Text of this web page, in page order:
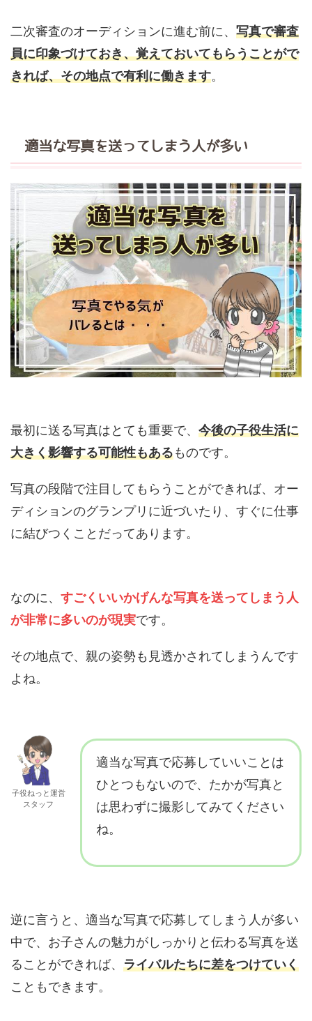
二次審査のオーディションに進む前に、 写真で審査
員に印象づけておき、覚えておいてもらうことがで
きれば、その地点で有利に働きます。
適当な写真を送ってしまう人が多い
最初に送る写真はとても重要で、 今後の子役生活に
大きく影響する可能性もあるものです。
写真の段階で注目してもらうことができれば、オー
ディションのグランプリに近づいたり、すぐに仕事
に結びつくことだってあります。
なのに、 すごくいいかげんな写真を送ってしまう人
が非常に多いのが現実です。
その地点で、親の姿勢も見透かされてしまうんです
よね。
子役ねっと運営
スタッフ
適当な写真で応募していいことは
ひとつもないので、たかが写真と
は思わずに撮影してみてください
ね。
逆に言うと、適当な写真で応募してしまう人が多い
中で、お子さんの魅力がしっかりと伝わる写真を送
ることができれば、 ライバルたちに差をつけていく
こともできます。